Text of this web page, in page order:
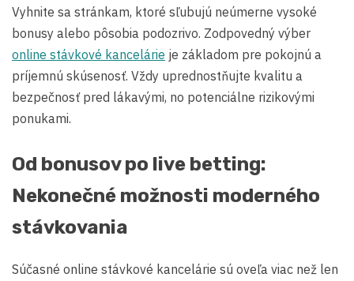
Vyhnite sa stránkam, ktoré sľubujú neúmerne vysoké
bonusy alebo pôsobia podozrivo. Zodpovedný výber
online stávkové kancelárie je základom pre pokojnú a
príjemnú skúsenosť. Vždy uprednostňujte kvalitu a
bezpečnosť pred lákavými, no potenciálne rizikovými
ponukami.
Od bonusov po live betting:
Nekonečné možnosti moderného
stávkovania
Súčasné online stávkové kancelárie sú oveľa viac než len